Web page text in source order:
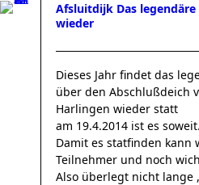
Afsluitdijk Das
wieder
Dieses Jahr findet das
über den Abschlußdeich
Harlingen wieder statt
am 19.4.2014 ist es soweit.
Damit es statfinden kann
Teilnehmer und noch
Also überlegt nicht lange